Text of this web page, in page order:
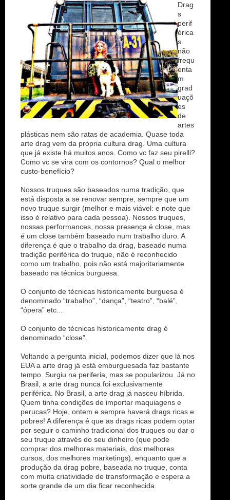
Drag
s
perif
érica
s
não
frequ
enta
m
grad
uaçõ
es
de
artes
plásticas nem são ratas de academia. Quase toda
arte drag vem da própria cultura drag. Uma cultura
que já existe há muitos anos. Como vc faz seu pirelli?
Como vc se vira com os contornos? Qual o melhor
custo-benefício?
Nossos truques são baseados numa tradição, que
está disposta a se renovar sempre, sempre que um
novo truque surgir (melhor e mais viável: e note que
isso é relativo para cada pessoa). Nossos truques,
nossas performances, nossa presença é close, mas
é um close também baseado num trabalho duro. A
diferença é que o trabalho da drag, baseado numa
tradição periférica do truque, não é reconhecido
como um trabalho, pois não está majoritariamente
baseado na técnica burguesa.
O conjunto de técnicas historicamente burguesa é
denominado “trabalho”, “dança”, “teatro”, “balé”,
“ópera” etc...
O conjunto de técnicas historicamente drag é
denominado “close”.
Voltando a pergunta inicial, podemos dizer que lá nos
EUA a arte drag já está emburguesada faz bastante
tempo. Surgiu na periferia, mas se popularizou. Já no
Brasil, a arte drag nunca foi exclusivamente
periférica. No Brasil, a arte drag já nasceu híbrida.
Quem tinha condições de importar maquiagens e
perucas? Hoje, ontem e sempre haverá drags ricas e
pobres! A diferença é que as drags ricas podem optar
por seguir o caminho tradicional dos truques ou dar o
seu truque através do seu dinheiro (que pode
comprar dos melhores materiais, dos melhores
cursos, dos melhores marketings), enquanto que a
produção da drag pobre, baseada no truque, conta
com muita criatividade de transformação e espera a
sorte grande de um dia ficar reconhecida.